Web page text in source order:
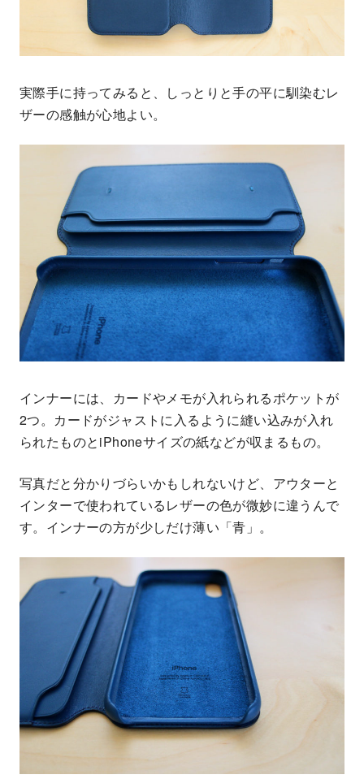
実際手に持ってみると、しっとりと手の平に馴染むレ
ザーの感触が心地よい。
インナーには、カードやメモが入れられるポケットが
2つ。カードがジャストに入るように縫い込みが入れ
られたものとiPhoneサイズの紙などが収まるもの。
写真だと分かりづらいかもしれないけど、アウターと
インターで使われているレザーの色が微妙に違うんで
す。インナーの方が少しだけ薄い「青」。